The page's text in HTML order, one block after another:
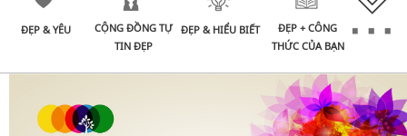
ĐẸP & YÊU
CỘNG ĐỒNG TỰ
TIN ĐẸP
ĐẸP & HIỂU BIẾT
ĐẸP + CÔNG
THỨC CỦA BẠN